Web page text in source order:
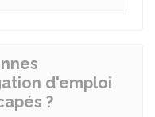
d'emploi
?